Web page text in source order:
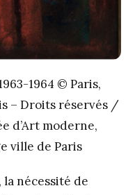
1964 © Paris,
– Droits réservés /
d’Art moderne,
ville de Paris
nécessité de